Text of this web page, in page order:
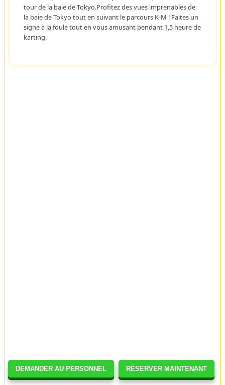
DEMANDER AU PERSONNEL RÉSERVER MAINTENANT
tour de la baie de Tokyo.Profitez des vues imprenables de
la baie de Tokyo tout en suivant le parcours K-M ! Faites un
signe à la foule tout en vous amusant pendant 1,5 heure de
karting.